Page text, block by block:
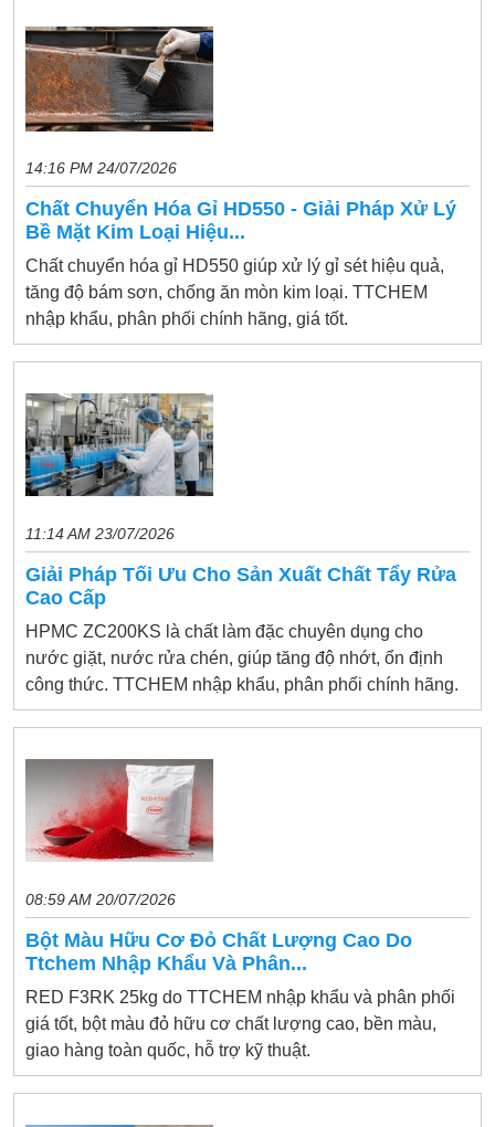
14:16 PM 24/07/2026
Chất Chuyển Hóa Gỉ HD550 - Giải Pháp Xử Lý
Bề Mặt Kim Loại Hiệu...
Chất chuyển hóa gỉ HD550 giúp xử lý gỉ sét hiệu quả,
tăng độ bám sơn, chống ăn mòn kim loại. TTCHEM
nhập khẩu, phân phối chính hãng, giá tốt.
11:14 AM 23/07/2026
Giải Pháp Tối Ưu Cho Sản Xuất Chất Tẩy Rửa
Cao Cấp
HPMC ZC200KS là chất làm đặc chuyên dụng cho
nước giặt, nước rửa chén, giúp tăng độ nhớt, ổn định
công thức. TTCHEM nhập khẩu, phân phối chính hãng.
08:59 AM 20/07/2026
Bột Màu Hữu Cơ Đỏ Chất Lượng Cao Do
Ttchem Nhập Khẩu Và Phân...
RED F3RK 25kg do TTCHEM nhập khẩu và phân phối
giá tốt, bột màu đỏ hữu cơ chất lượng cao, bền màu,
giao hàng toàn quốc, hỗ trợ kỹ thuật.